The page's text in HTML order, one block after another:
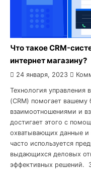
Что такое CRM-
интернет магазину?
24 января, 2023
Технология управления
(CRM) помогает вашему
взаимоотношениями и
достигает этого с
охватывающих данные и
часто используется
выдающихся деловых
эффективных решений.